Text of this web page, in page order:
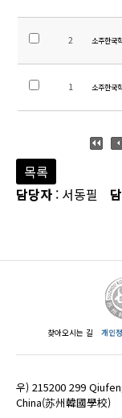
2 소주한국
1 소주한국
목록
담당자 : 서동필
찾아오시는 길 개인
우) 215200 299
China(苏州韓國學校)